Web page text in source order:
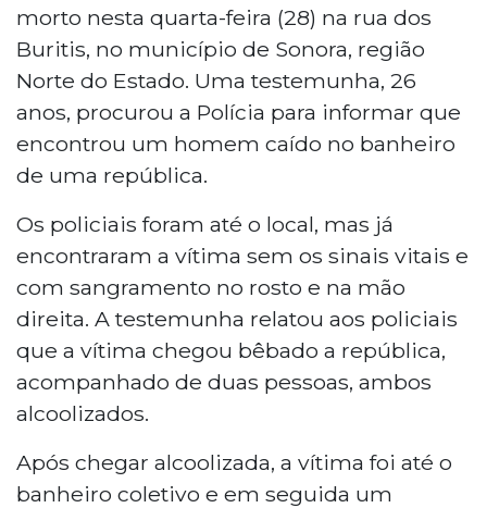
morto nesta quarta-feira (28) na rua dos
Buritis, no município de Sonora, região
Norte do Estado. Uma testemunha, 26
anos, procurou a Polícia para informar que
encontrou um homem caído no banheiro
de uma república.
Os policiais foram até o local, mas já
encontraram a vítima sem os sinais vitais e
com sangramento no rosto e na mão
direita. A testemunha relatou aos policiais
que a vítima chegou bêbado a república,
acompanhado de duas pessoas, ambos
alcoolizados.
Após chegar alcoolizada, a vítima foi até o
banheiro coletivo e em seguida um